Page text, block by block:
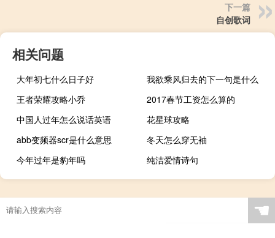
下一篇
自创歌词
相关问题
大年初七什么日子好
我欲乘风归去的下一句是什么
王者荣耀攻略小乔
2017春节工资怎么算的
中国人过年怎么说话英语
花星球攻略
abb变频器scr是什么意思
冬天怎么穿无袖
今年过年是豹年吗
纯洁爱情诗句
☚